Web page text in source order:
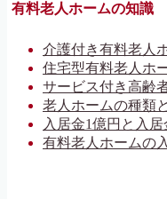
有料老人ホームの知識
介護付き有料老人
住宅型有料老人ホ
サービス付き高齢
老人ホームの種類
入居金1億円と入
有料老人ホームの